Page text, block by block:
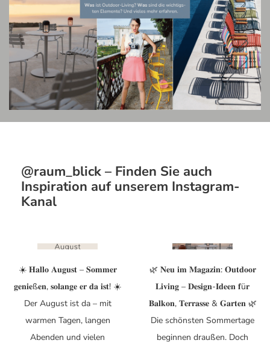
@raum_blick – Finden Sie auch
Inspiration auf unserem Instagram-
Kanal
☀️ 𝐇𝐚𝐥𝐥𝐨 𝐀𝐮𝐠𝐮𝐬𝐭 – 𝐒𝐨𝐦𝐦𝐞𝐫
𝐠𝐞𝐧𝐢𝐞ß𝐞𝐧, 𝐬𝐨𝐥𝐚𝐧𝐠𝐞 𝐞𝐫 𝐝𝐚 𝐢𝐬𝐭! ☀️
Der August ist da – mit
warmen Tagen, langen
Abenden und vielen
🌿 𝐍𝐞𝐮 𝐢𝐦 𝐌𝐚𝐠𝐚𝐳𝐢𝐧: 𝐎𝐮𝐭𝐝𝐨𝐨𝐫
𝐋𝐢𝐯𝐢𝐧𝐠 – 𝐃𝐞𝐬𝐢𝐠𝐧-𝐈𝐝𝐞𝐞𝐧 𝐟ü𝐫
𝐁𝐚𝐥𝐤𝐨𝐧, 𝐓𝐞𝐫𝐫𝐚𝐬𝐬𝐞 & 𝐆𝐚𝐫𝐭𝐞𝐧 🌿
Die schönsten Sommertage
beginnen draußen. Doch